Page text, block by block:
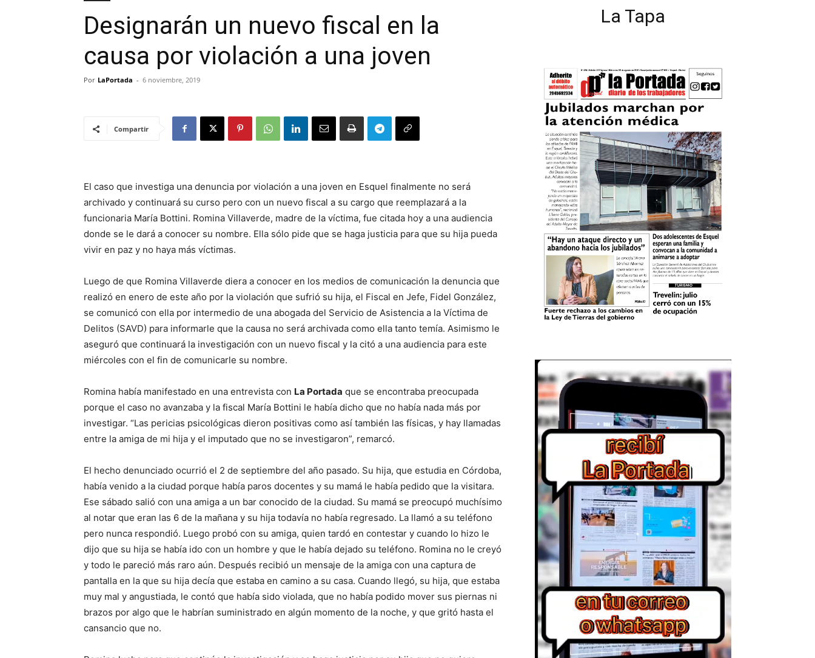
Designarán un nuevo fiscal en la
causa por violación a una joven
Por LaPortada - 6 noviembre, 2019
Compartir
El caso que investiga una denuncia por violación a una joven en Esquel finalmente no será
archivado y continuará su curso pero con un nuevo fiscal a su cargo que reemplazará a la
funcionaria María Bottini. Romina Villaverde, madre de la víctima, fue citada hoy a una audiencia
donde se le dará a conocer su nombre. Ella sólo pide que se haga justicia para que su hija pueda
vivir en paz y no haya más víctimas.
Luego de que Romina Villaverde diera a conocer en los medios de comunicación la denuncia que
realizó en enero de este año por la violación que sufrió su hija, el Fiscal en Jefe, Fidel González,
se comunicó con ella por intermedio de una abogada del Servicio de Asistencia a la Víctima de
Delitos (SAVD) para informarle que la causa no será archivada como ella tanto temía. Asimismo le
aseguró que continuará la investigación con un nuevo fiscal y la citó a una audiencia para este
miércoles con el fin de comunicarle su nombre.
Romina había manifestado en una entrevista con La Portada que se encontraba preocupada
porque el caso no avanzaba y la fiscal María Bottini le había dicho que no había nada más por
investigar. “Las pericias psicológicas dieron positivas como así también las físicas, y hay llamadas
entre la amiga de mi hija y el imputado que no se investigaron”, remarcó.
El hecho denunciado ocurrió el 2 de septiembre del año pasado. Su hija, que estudia en Córdoba,
había venido a la ciudad porque había paros docentes y su mamá le había pedido que la visitara.
Ese sábado salió con una amiga a un bar conocido de la ciudad. Su mamá se preocupó muchísimo
al notar que eran las 6 de la mañana y su hija todavía no había regresado. La llamó a su teléfono
pero nunca respondió. Luego probó con su amiga, quien tardó en contestar y cuando lo hizo le
dijo que su hija se había ido con un hombre y que le había dejado su teléfono. Romina no le creyó
y todo le pareció más raro aún. Después recibió un mensaje de la amiga con una captura de
pantalla en la que su hija decía que estaba en camino a su casa. Cuando llegó, su hija, que estaba
muy mal y angustiada, le contó que había sido violada, que no había podido mover sus piernas ni
brazos por algo que le habrían suministrado en algún momento de la noche, y que gritó hasta el
cansancio que no.
La Tapa